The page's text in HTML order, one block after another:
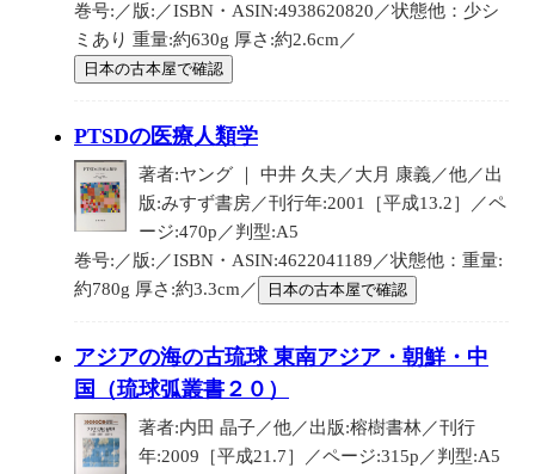
巻号:／版:／ISBN・ASIN:4938620820／状態他：少シ
ミあり 重量:約630g 厚さ:約2.6cm／
日本の古本屋で確認
PTSDの医療人類学
著者:ヤング ｜ 中井 久夫／大月 康義／他／出
版:みすず書房／刊行年:2001［平成13.2］／ペ
ージ:470p／判型:A5
巻号:／版:／ISBN・ASIN:4622041189／状態他：重量:
約780g 厚さ:約3.3cm／
日本の古本屋で確認
アジアの海の古琉球 東南アジア・朝鮮・中
国（琉球弧叢書２０）
著者:内田 晶子／他／出版:榕樹書林／刊行
年:2009［平成21.7］／ページ:315p／判型:A5